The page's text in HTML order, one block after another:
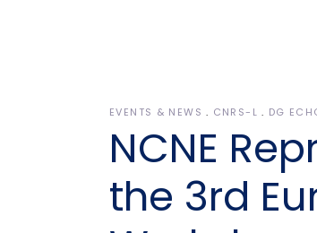
EVENTS & NEWS CNRS-L DG
NCNE
the 3rd